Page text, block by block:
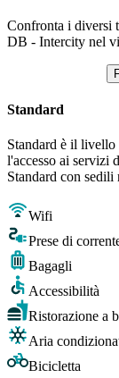
Confronta i diversi
DB - Intercity nel
Standard
Standard è il livello
l'accesso ai servizi
Standard con
Wifi
Prese di
Bagagli
Accessibilità
Ristorazione a
Aria
Bicicletta